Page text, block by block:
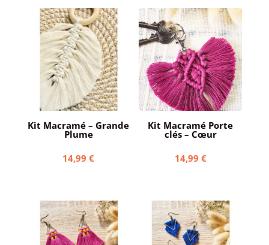
Kit Macramé – Grande
Plume
14,99€
Kit Macramé Porte
clés – Cœur
14,99 €